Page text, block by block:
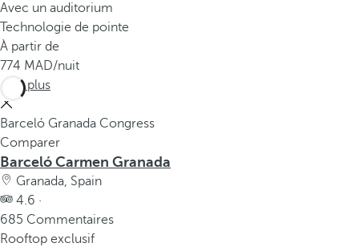
Avec un auditorium
Technologie de pointe
À partir de
774
/nuit
Voir plus
Barceló Granada Congress
Comparer
Barceló Carmen Granada
Granada, Spain
4.6 ·
685 Commentaires
Rooftop exclusif